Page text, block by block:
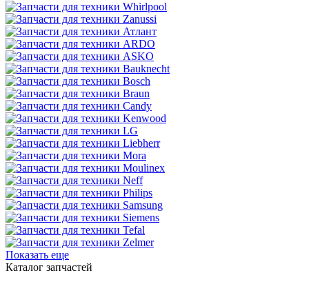
Показать еще
Каталог запчастей